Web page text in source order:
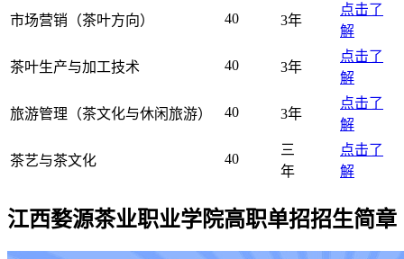
市场营销（茶叶方向） 40 3年
点击了
解
茶叶生产与加工技术 40 3年
点击了
解
旅游管理（茶文化与休闲旅游） 40 3年
点击了
解
茶艺与茶文化 40
三
年
点击了
解
江西婺源茶业职业学院高职单招招生简章